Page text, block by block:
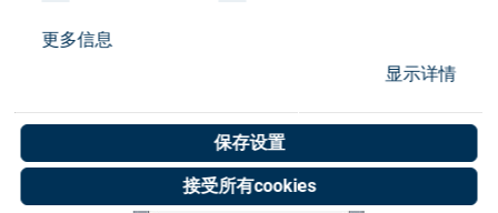
更多信息
显示详情
保存设置
接受所有cookies